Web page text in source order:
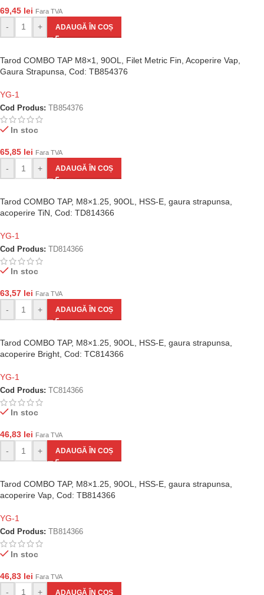
69,45 lei Fara TVA
- + ADAUGĂ ÎN COȘ
Tarod COMBO TAP M8×1, 90OL, Filet Metric Fin, Acoperire Vap,
Gaura Strapunsa, Cod: TB854376
YG-1
Cod Produs: TB854376
In stoc
65,85 lei Fara TVA
- + ADAUGĂ ÎN COȘ
Tarod COMBO TAP, M8×1.25, 90OL, HSS-E, gaura strapunsa,
acoperire TiN, Cod: TD814366
YG-1
Cod Produs: TD814366
In stoc
63,57 lei Fara TVA
- + ADAUGĂ ÎN COȘ
Tarod COMBO TAP, M8×1.25, 90OL, HSS-E, gaura strapunsa,
acoperire Bright, Cod: TC814366
YG-1
Cod Produs: TC814366
In stoc
46,83 lei Fara TVA
- + ADAUGĂ ÎN COȘ
Tarod COMBO TAP, M8×1.25, 90OL, HSS-E, gaura strapunsa,
acoperire Vap, Cod: TB814366
YG-1
Cod Produs: TB814366
In stoc
46,83 lei Fara TVA
- + ADAUGĂ ÎN COȘ